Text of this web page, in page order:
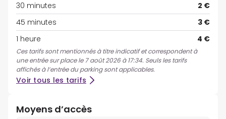
30 minutes
2 €
45 minutes
3 €
1 heure
4 €
Ces tarifs sont mentionnés à titre indicatif et correspondent à
une entrée sur place le 7 août 2026 à 17:34. Seuls les tarifs
affichés à l’entrée du parking sont applicables.
Voir tous les tarifs
Moyens d’accès